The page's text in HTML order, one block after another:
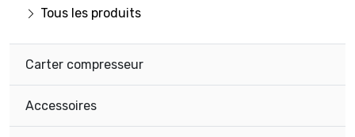
Tous les produits
Carter compresseur
Accessoires